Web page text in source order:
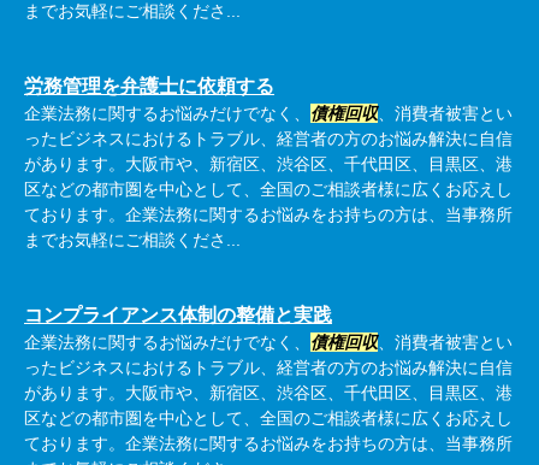
までお気軽にご相談くださ...
労務管理を弁護士に依頼する
企業法務に関するお悩みだけでなく、 債権回収、消費者被害とい
ったビジネスにおけるトラブル、経営者の方のお悩み解決に自信
があります。大阪市や、新宿区、渋谷区、千代田区、目黒区、港
区などの都市圏を中心として、全国のご相談者様に広くお応えし
ております。企業法務に関するお悩みをお持ちの方は、当事務所
までお気軽にご相談くださ...
コンプライアンス体制の整備と実践
企業法務に関するお悩みだけでなく、 債権回収、消費者被害とい
ったビジネスにおけるトラブル、経営者の方のお悩み解決に自信
があります。大阪市や、新宿区、渋谷区、千代田区、目黒区、港
区などの都市圏を中心として、全国のご相談者様に広くお応えし
ております。企業法務に関するお悩みをお持ちの方は、当事務所